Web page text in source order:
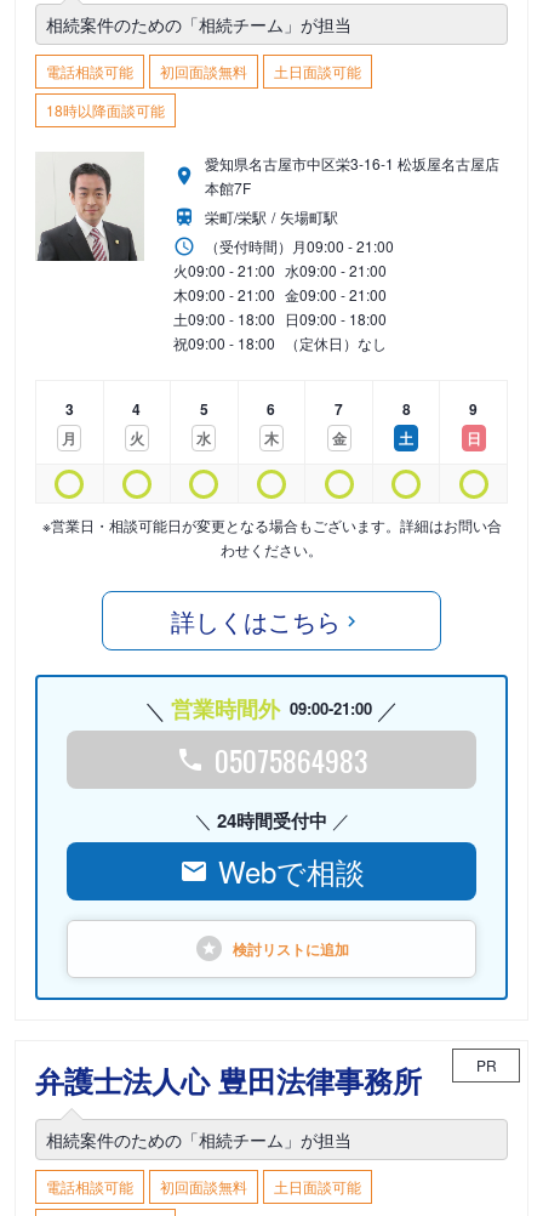
相続案件のための「相続チーム」が担当
電話相談可能 初回面談無料
土日面談可能
18時以降面談可能
愛知県名古屋市中区栄3-16-1 松坂屋名古屋店
本館7F
栄町/栄駅
矢場町駅
（受付時間） 月09:00 - 21:00
火09:00 - 21:00 水09:00 - 21:00
木09:00 - 21:00 金09:00 - 21:00
土09:00 - 18:00 日09:00 - 18:00
祝09:00 - 18:00 （定休日）なし
3
月
4
火
5
水
6
木
7
金
8
土
9
日
※営業日・相談可能日が変更となる場合もございます。詳細はお問い合
わせください。
詳しくはこちら
営業時間外 09:00-21:00
05075864983
24時間受付中
Webで相談
検討リストに追加
弁護士法人心 豊田法律事務所 PR
相続案件のための「相続チーム」が担当
電話相談可能 初回面談無料
土日面談可能